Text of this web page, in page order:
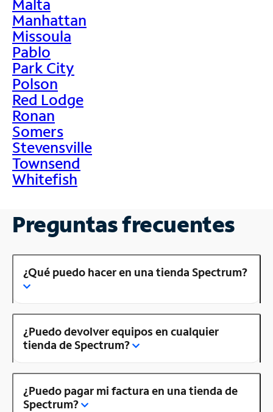
Malta
Manhattan
Missoula
Pablo
Park City
Polson
Red Lodge
Ronan
Somers
Stevensville
Townsend
Whitefish
Preguntas frecuentes
¿Qué puedo hacer en una tienda Spectrum?
¿Puedo devolver equipos en cualquier
tienda de Spectrum?
¿Puedo pagar mi factura en una tienda de
Spectrum?